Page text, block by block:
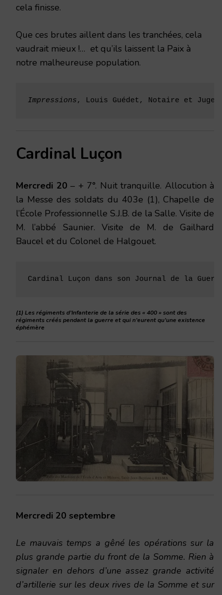
cela finisse.
Que ces brutes aillent dans les tranchées, cela
vaudrait mieux !… et qu’ils laissent la Paix à
notre malheureuse population.
Impressions, Louis Guédet, Notaire et
Cardinal Luçon
Mercredi 20 – + 7°. Nuit tranquille. Allocution à
la Messe des soldats du 403e (1), Chapelle de
l’École Professionnelle S.J.B. de la Salle. Visite de
M. l’abbé Saunier. Visite de M. de Gailhard
Baucel et du Colonel de Halgouet.
Cardinal Luçon dans son Journal de la
(1) Les régiments d’Infanterie de la série des « 400 » sont des
régiments créés pendant la guerre et qui n’eurent qu’une existence
éphémère
Mercredi 20 septembre
Le mauvais temps a gêné les opérations sur la
plus grande partie du front de la Somme. Rien à
signaler en dehors d’une assez grande activité
d’artillerie sur les deux rives de la Somme et sur